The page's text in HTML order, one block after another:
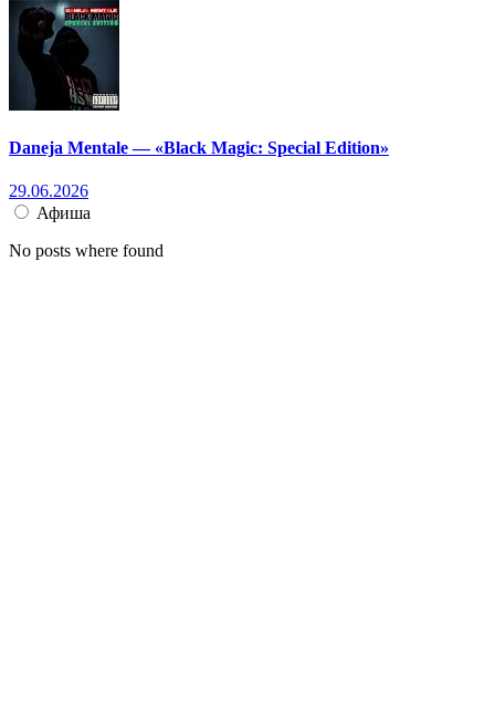
Daneja Mentale — «Black Magic: Special Edition»
29.06.2026
Афиша
No posts where found